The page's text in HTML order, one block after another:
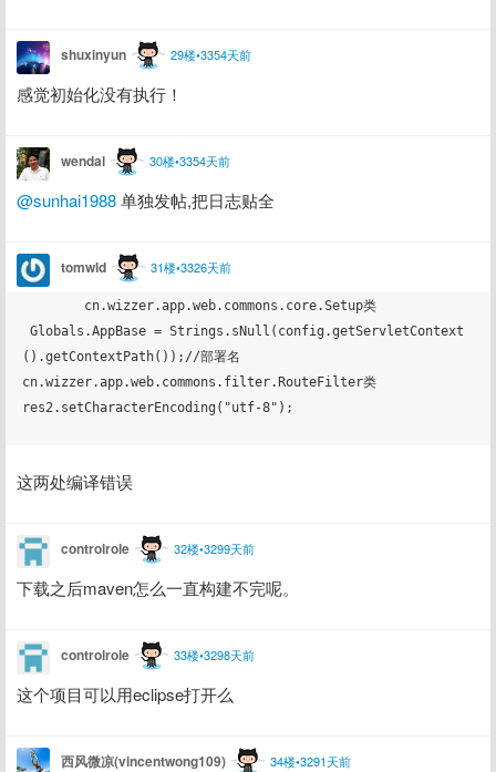
shuxinyun 29楼•3354天前
感觉初始化没有执行！
wendal 30楼•3354天前
@sunhai1988 单独发帖,把日志贴全
tomwld 31楼•3326天前
().getContextPath());//部署名
cn.wizzer.app.web.commons.filter.RouteFilter类
res2.setCharacterEncoding("utf-8");
这两处编译错误
controlrole 32楼•3299天前
下载之后maven怎么一直构建不完呢。
controlrole 33楼•3298天前
这个项目可以用eclipse打开么
西风微凉(vincentwong109) 34楼•3291天前